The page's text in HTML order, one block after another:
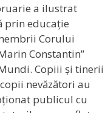
a ilustrat
prin educație
Corului
Constantin”
Copiii și tinerii
nevăzători au
publicul cu